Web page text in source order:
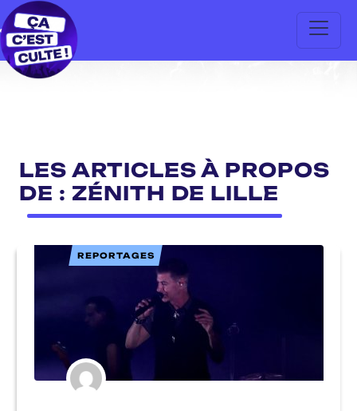
LES ARTICLES À PROPOS
DE : ZÉNITH DE LILLE
REPORTAGES